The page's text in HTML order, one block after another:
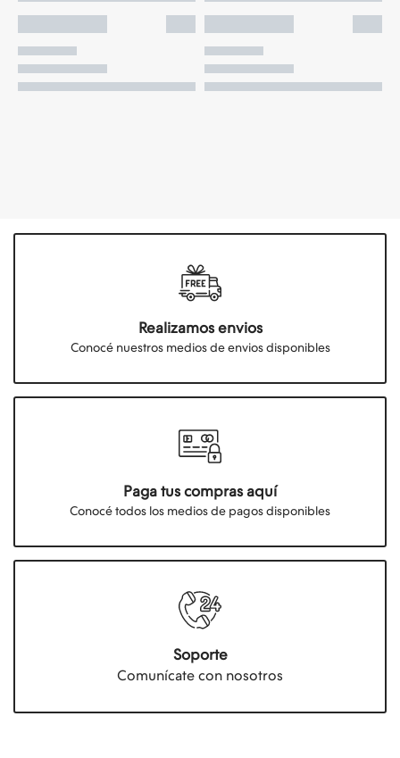
Realizamos envios
Conocé nuestros medios de envios disponibles
Paga tus compras aquí
Conocé todos los medios de pagos disponibles
Soporte
Comunícate con nosotros